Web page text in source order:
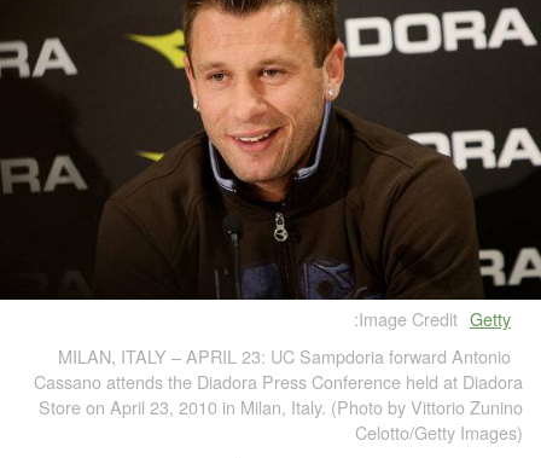
Image Credit: Getty
MILAN, ITALY – APRIL 23: UC Sampdoria forward Antonio
Cassano attends the Diadora Press Conference held at Diadora
Store on April 23, 2010 in Milan, Italy. (Photo by Vittorio Zunino
Celotto/Getty Images)